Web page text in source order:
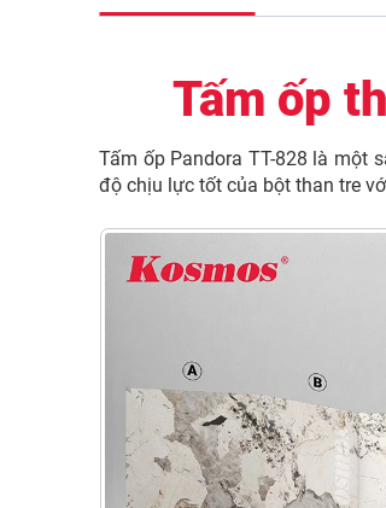
Tấm ốp
Tấm ốp Pandora TT-828 là một
độ chịu lực tốt của bột than tre